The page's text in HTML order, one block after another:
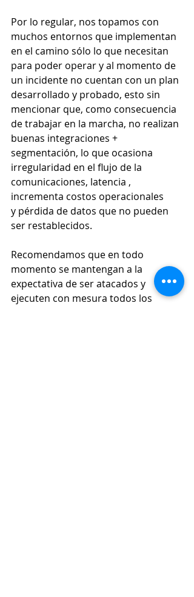
Por lo regular, nos topamos con
muchos entornos que implementan
en el camino sólo lo que necesitan
para poder operar y al momento de
un incidente no cuentan con un plan
desarrollado y probado, esto sin
mencionar que, como consecuencia
de trabajar en la marcha, no realizan
buenas integraciones +
segmentación, lo que ocasiona
irregularidad en el flujo de la
comunicaciones, latencia ,
incrementa costos operacionales
y pérdida de datos que no pueden
ser restablecidos.
Recomendamos que en todo
momento se mantengan a la
expectativa de ser atacados y
ejecuten con mesura todos los